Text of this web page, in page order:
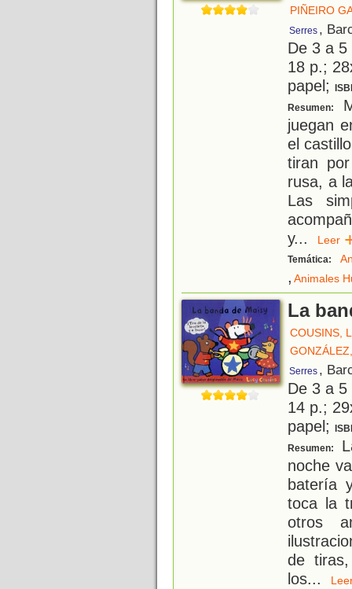
PIÑEIRO
Serres ,
De 3 a
18 p.;
papel;
Resumen:
juegan
el
tiran
rusa, a
Las
y...
Temática:
, Animales
La
COUSINS,
Serres ,
De 3 a
14 p.;
papel;
Resumen:
noche
batería
toca la
otros
de
los...